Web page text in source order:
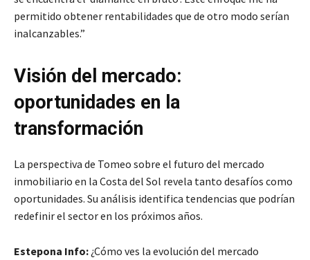
permitido obtener rentabilidades que de otro modo serían
inalcanzables.”
Visión del mercado:
oportunidades en la
transformación
La perspectiva de Tomeo sobre el futuro del mercado
inmobiliario en la Costa del Sol revela tanto desafíos como
oportunidades. Su análisis identifica tendencias que podrían
redefinir el sector en los próximos años.
Estepona Info: ¿Cómo ves la evolución del mercado